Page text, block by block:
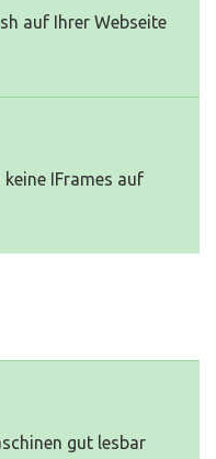
auf Ihrer Webseite
IFrames auf
gut lesbar